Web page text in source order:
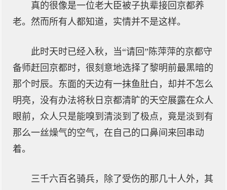
真的很像是一位老大臣被子执辈接回京都养
老。然而所有人都知道，实情并不是这样。
此时天时已经入秋，当“请回”陈萍萍的京都守
备师赶回京都时，很刻意地选择了黎明前最黑暗的
那个时辰。东面的天边有一抹鱼肚白，却并不怎么
明亮，没有办法将秋日京都清旷的天空展露在众人
眼前，众人只是能嗅到清淡到了极点，竟是淡到有
那么一丝燥气的空气，在自己的口鼻间来回串动
着。
三千六百名骑兵，除了受伤的那几十人外，其